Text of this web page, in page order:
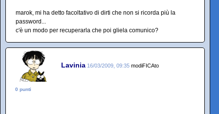
marok, mi ha detto facoltativo di dirti che non si ricorda più la
password...
c'è un modo per recuperarla che poi gliela comunico?
Lavinia 16/03/2009, 09:35 modiFICAto
0 punti